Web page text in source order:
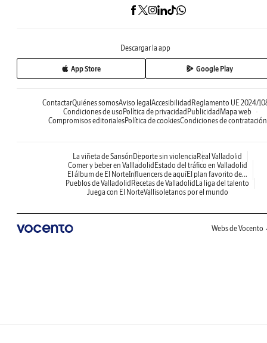
Descargar la app
App Store Google Play
ContactarQuiénes somosAviso legal Accesibilidad Reglamento UE 2024/
Condiciones de uso Política de privacidad Publicidad Mapa web
Compromisos editorialesPolítica de cookiesCondiciones de contratación
La viñeta de Sansón Deporte sin violencia Real Valladolid
Comer y beber en Vallladolid Estado del tráfico en Valladolid
El álbum de El NorteInfluencers de aquíEl plan favorito de...
Pueblos de Valladolid Recetas de Valladolid La liga del talento
Juega con El NorteVallisoletanos por el mundo
Webs de Vocento